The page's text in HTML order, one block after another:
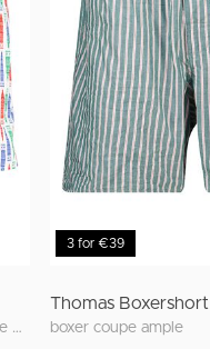
Caleçon large avec ceinture élastiquée et imprimés uniques inspirés de Groningen.
3 for €39
Thomas Boxershort
boxer coupe ample